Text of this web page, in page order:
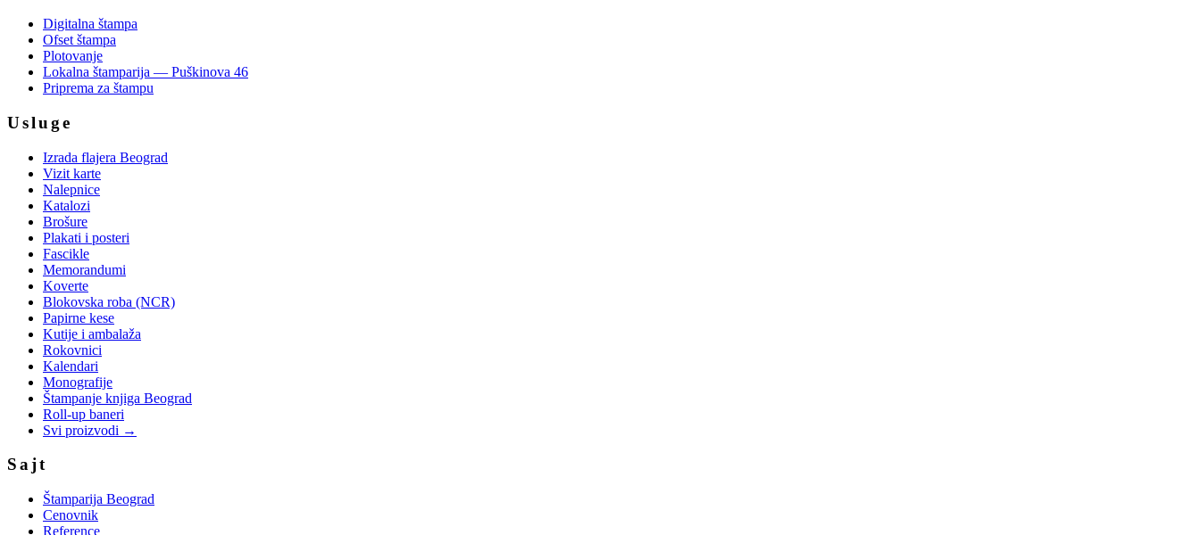
Digitalna štampa
Ofset štampa
Plotovanje
Lokalna štamparija — Puškinova 46
Priprema za štampu
Usluge
Izrada flajera Beograd
Vizit karte
Nalepnice
Katalozi
Brošure
Plakati i posteri
Fascikle
Memorandumi
Koverte
Blokovska roba (NCR)
Papirne kese
Kutije i ambalaža
Rokovnici
Kalendari
Monografije
Štampanje knjiga Beograd
Roll-up baneri
Svi proizvodi →
Sajt
Štamparija Beograd
Cenovnik
Reference